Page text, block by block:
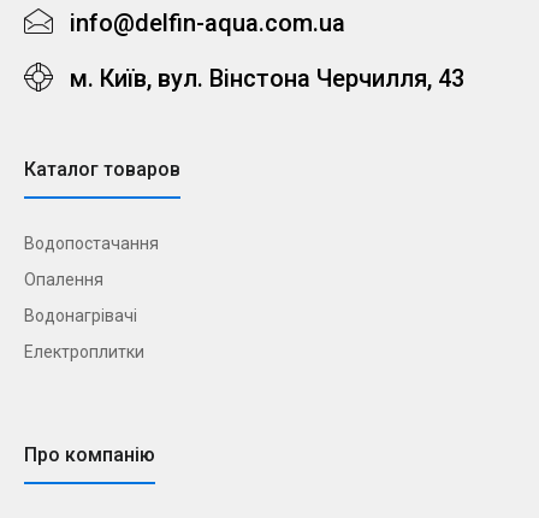
info@delfin-aqua.com.ua
м. Київ, вул. Вінстона Черчилля, 43
Каталог товаров
Водопостачання
Опалення
Водонагрівачі
Електроплитки
Про компанію